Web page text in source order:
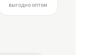
выгодно оптом